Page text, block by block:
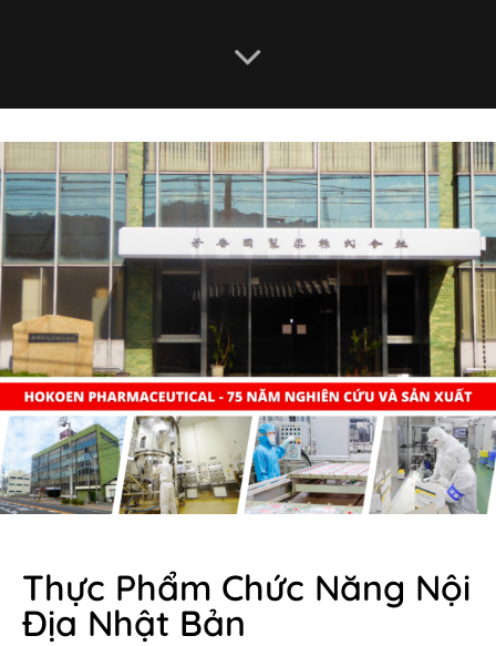
Thực Phẩm Chức Năng Nội
Địa Nhật Bản